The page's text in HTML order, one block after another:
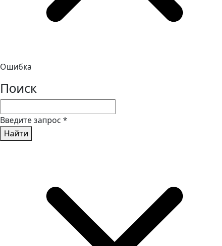
Ошибка
Поиск
Введите запрос *
Найти